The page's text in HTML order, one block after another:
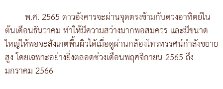
พ.ศ. 2565 ดาวอังคารจะผ่านจุดตรงข้ามกับดวงอาทิตย์ใน
ต้นเดือนธันวาคม ทำให้มีความสว่างมากพอสมควร และมีขนาด
ใหญ่ให้พอจะสังเกตพื้นผิวได้เมื่อดูผ่านกล้องโทรทรรศน์กำลังขยาย
สูง โดยเฉพาะอย่างยิ่งตลอดช่วงเดือนพฤศจิกายน 2565 ถึง
มกราคม 2566